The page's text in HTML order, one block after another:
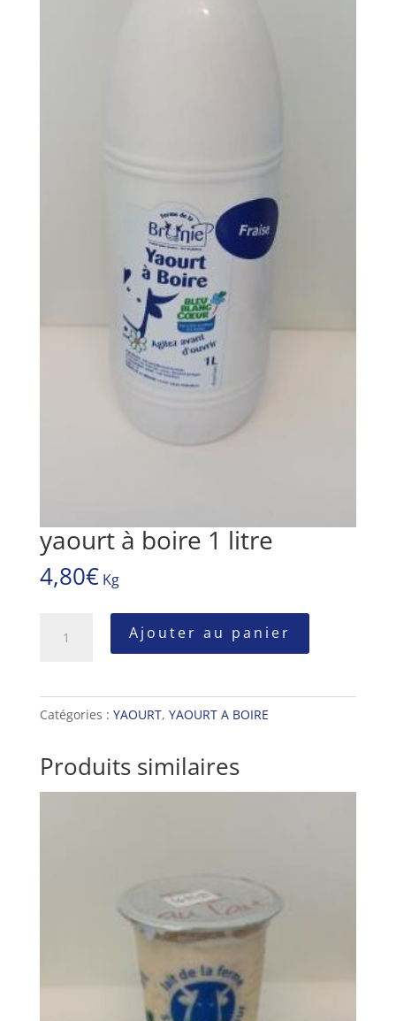
yaourt à boire 1 litre
4,80€ Kg
à
boire
litre
Ajouter au panier
Catégories : YAOURT, YAOURT A BOIRE
Produits similaires